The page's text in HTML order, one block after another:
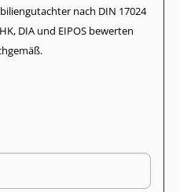
nach DIN 17024
DIA und EIPOS bewerten